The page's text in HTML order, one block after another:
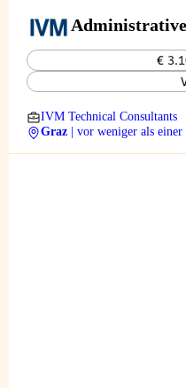
€
IVM Technical Consultants
Graz
| vor weniger als einer